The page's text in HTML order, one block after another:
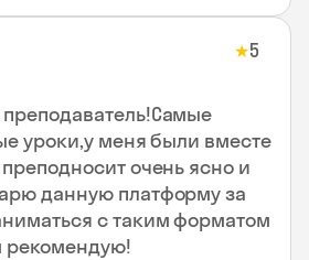
★5
уроки,у меня были вместе
очень ясно и
данную платформу за
с таким форматом
рекомендую!